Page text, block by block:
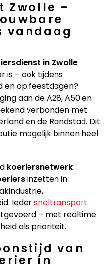
Zwolle –
vandaag
in Zwolle
is – ook tijdens
en op feestdagen?
aan de A28, A50 en
verbonden met
en de Randstad. Dit
mogelijk binnen heel
koeriersnetwerk
inzetten in
Iedersneltransport
– met realtime
als prioriteit.
van
in